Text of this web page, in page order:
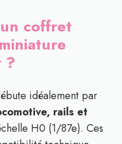
coffret
?
idéalement par
rails et
H0 (1/87e). Ces